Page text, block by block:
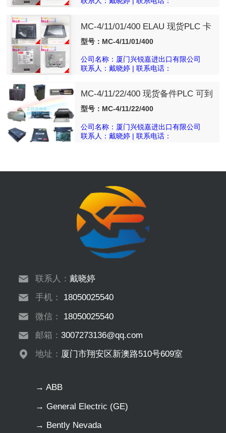
MC-4/11/01/400 ELAU 现货PLC 卡
件模块
型号：MC-4/11/01/400
公司名称：厦门兴锐嘉进出口有限公司
联系人：戴晓婷 | 联系电话：
MC-4/11/22/400 现货备件PLC 可到
付
型号：MC-4/11/22/400
公司名称：厦门兴锐嘉进出口有限公司
联系人：戴晓婷 | 联系电话：
联系人：戴晓婷
手机：
18050025540
微信：
18050025540
邮箱：3007273136@qq.com
地址： 厦门市翔安区新澳路510号609室
→ ABB
→ General Electric (GE)
→ Bently Nevada